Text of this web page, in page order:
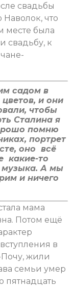
свадьбы
что
месте была
свадьбу, к
садом в
и они
чтобы
Сталина я
помню
портрет
оно всё
какие-то
музыка. А мы
и ничего
мама
Потом ещё
в
Почу, жили
семьи умер
пятнадцать